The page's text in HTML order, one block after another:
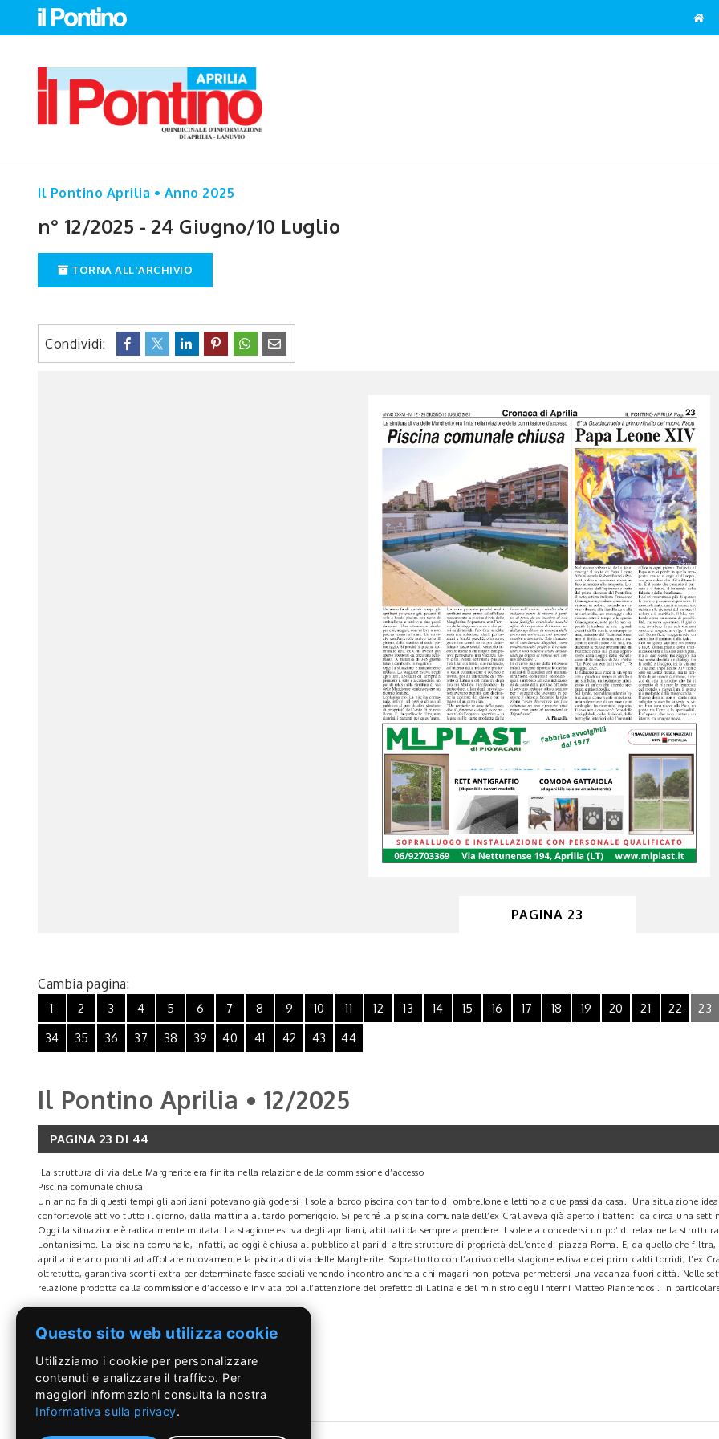
Il Pontino Aprilia • Anno 2025
n° 12/2025 - 24 Giugno/10 Luglio
TORNA ALL'ARCHIVIO
Condividi:
PAGINA 23
Cambia pagina:
1 2 3 4 5 6 7 8 9 10 11 12 13 14 15 16 17 18 19 20 21 22 23
34
35 36 37 38 39 40 41 42 43 44
Il Pontino Aprilia • 12/2025
PAGINA 23 DI 44
La struttura di via delle Margherite era finita nella relazione della commissione d’accesso
Piscina comunale chiusa
Un anno fa di questi tempi gli apriliani potevano già godersi il sole a bordo piscina con tanto di ombrellone e lettino a due passi da casa. Una situazione
confortevole attivo tutto il giorno, dalla mattina al tardo pomeriggio. Si perché la piscina comunale dell’ex Cral aveva già aperto i battenti da circa una
Oggi la situazione è radicalmente mutata. La stagione estiva degli apriliani, abituati da sempre a prendere il sole e a concedersi un po’ di relax nella
Lontanissimo. La piscina comunale, infatti, ad oggi è chiusa al pubblico al pari di altre strutture di proprietà dell’ente di piazza Roma. E, da quello che
apriliani erano pronti ad affollare nuovamente la piscina di via delle Margherite. Soprattutto con l’arrivo della stagione estiva e dei primi caldi torridi, l’ex
oltretutto, garantiva sconti extra per determinate fasce sociali venendo incontro anche a chi magari non poteva permettersi una vacanza fuori città. Nelle
relazione prodotta dalla commissione d’accesso e inviata poi all’attenzione del prefetto di Latina e del ministro degli Interni Matteo Piantendosi. In
“Da verifiche in loco della guardia di finanza e dagli accertamenti dell’organo ispettivo – si legge nelle carte prodotte dalle forze dell’ordine – risulta che il
famiglia criminale nonché affine del capo clan del locale sodalizio apriliano in assenza delle prescritte autorizzazioni amministrative e sanitarie. Tale
In diverse pagine della relazione infatti vengono riportate le dichiarazioni di funzionari dell’amministrazione comunale secondo i quali sarebbero arrivate
per i soggetti che avevano in gestione il chiosco. Secondo la relazione “esso diventava nel fine settimana un vero e proprio ristorante, con tanto di
A. Piazzolla
E’ di Guadagnuolo il primo ritratto del nuovo Papa
Questo sito web utilizza cookie
Utilizziamo i cookie per personalizzare
contenuti e analizzare il traffico. Per
maggiori informazioni consulta la nostra
Informativa sulla privacy.